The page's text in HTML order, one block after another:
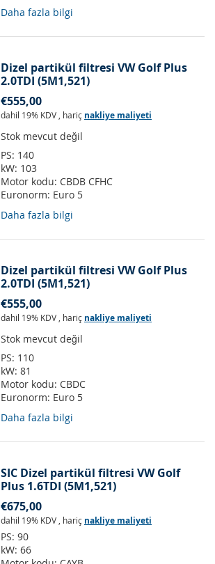
Daha fazla bilgi
Dizel partikül filtresi VW Golf Plus
2.0TDI (5M1,521)
€555,00
dahil 19% KDV , hariç nakliye maliyeti
Stok mevcut değil
PS: 140
kW: 103
Motor kodu: CBDB CFHC
Euronorm: Euro 5
Daha fazla bilgi
Dizel partikül filtresi VW Golf Plus
2.0TDI (5M1,521)
€555,00
dahil 19% KDV , hariç nakliye maliyeti
Stok mevcut değil
PS: 110
kW: 81
Motor kodu: CBDC
Euronorm: Euro 5
Daha fazla bilgi
SIC Dizel partikül filtresi VW Golf
Plus 1.6TDI (5M1,521)
€675,00
dahil 19% KDV , hariç nakliye maliyeti
PS: 90
kW: 66